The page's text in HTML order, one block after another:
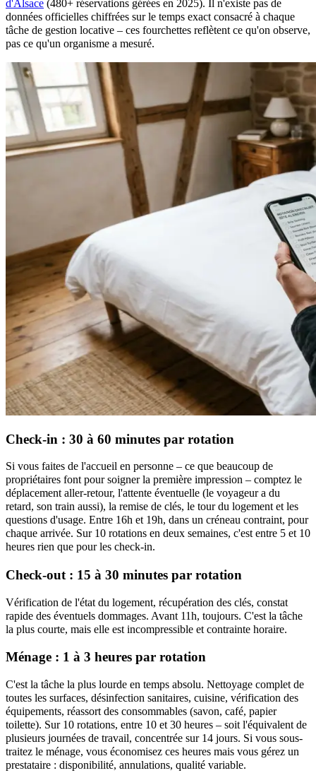
d'Alsace (480+ réservations gérées en 2025). Il n'existe pas de
données officielles chiffrées sur le temps exact consacré à chaque
tâche de gestion locative – ces fourchettes reflètent ce qu'on observe,
pas ce qu'un organisme a mesuré.
Check-in : 30 à 60 minutes par rotation
Si vous faites de l'accueil en personne – ce que beaucoup de
propriétaires font pour soigner la première impression – comptez le
déplacement aller-retour, l'attente éventuelle (le voyageur a du
retard, son train aussi), la remise de clés, le tour du logement et les
questions d'usage. Entre 16h et 19h, dans un créneau contraint, pour
chaque arrivée. Sur 10 rotations en deux semaines, c'est entre 5 et 10
heures rien que pour les check-in.
Check-out : 15 à 30 minutes par rotation
Vérification de l'état du logement, récupération des clés, constat
rapide des éventuels dommages. Avant 11h, toujours. C'est la tâche
la plus courte, mais elle est incompressible et contrainte horaire.
Ménage : 1 à 3 heures par rotation
C'est la tâche la plus lourde en temps absolu. Nettoyage complet de
toutes les surfaces, désinfection sanitaires, cuisine, vérification des
équipements, réassort des consommables (savon, café, papier
toilette). Sur 10 rotations, entre 10 et 30 heures – soit l'équivalent de
plusieurs journées de travail, concentrée sur 14 jours. Si vous sous-
traitez le ménage, vous économisez ces heures mais vous gérez un
prestataire : disponibilité, annulations, qualité variable.